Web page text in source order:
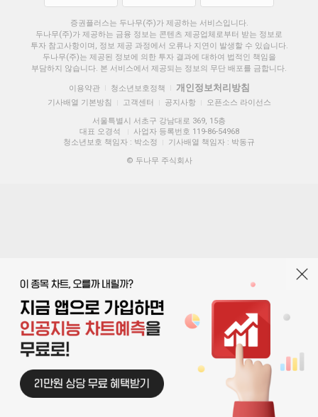
증권플러스는 두나무(주)가 제공하는 서비스입니다.
두나무(주)가 제공하는 금융 정보는 콘텐츠 제공업체로부터 받는 정보로
투자 참고사항이며, 정보 제공 과정에서 오류나 지연이 발생할 수 있습니다.
두나무(주)는 제공된 정보에 의한 투자 결과에 대하여 법적인 책임을
부담하지 않습니다. 본 서비스에서 제공되는 정보의 무단 배포를 금합니다.
이용약관 청소년보호정책 개인정보처리방침
기사배열 기본방침 고객센터 공지사항
오픈소스 라이선스
서울특별시 서초구 강남대로 369, 15층
대표 오경석
사업자 등록번호 119-86-54968
청소년보호 책임자 : 박소정
기사배열 책임자 : 박동규
© 두나무 주식회사